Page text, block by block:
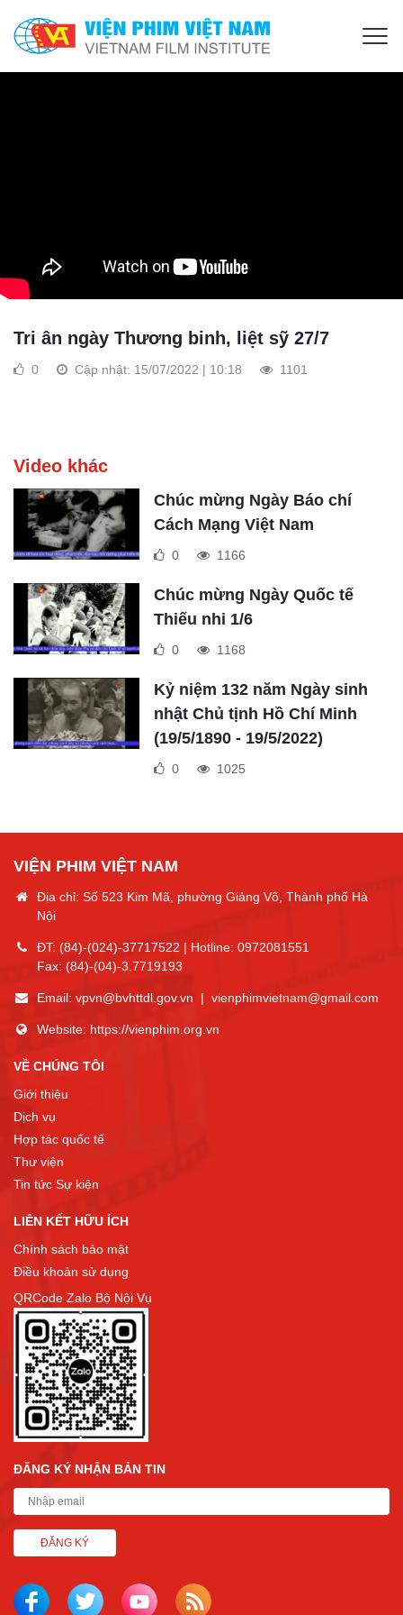
Tri ân ngày Thương binh, liệt sỹ 27/7
0 Cập nhật: 15/07/2022 | 10:18 1101
Video khác
Chúc mừng Ngày Báo chí
Cách Mạng Việt Nam
0 1166
Chúc mừng Ngày Quốc tế
Thiếu nhi 1/6
0 1168
Kỷ niệm 132 năm Ngày sinh
nhật Chủ tịnh Hồ Chí Minh
(19/5/1890 - 19/5/2022)
0 1025
VIỆN PHIM VIỆT NAM
Địa chỉ: Số 523 Kim Mã, phường Giảng Võ, Thành phố Hà
Nội
ĐT: (84)-(024)-37717522 | Hotline: 0972081551
Fax: (84)-(04)-3.7719193
Email: vpvn@bvhttdl.gov.vn | vienphimvietnam@gmail.com
Website: https://vienphim.org.vn
VỀ CHÚNG TÔI
Giới thiệu
Dịch vụ
Hợp tác quốc tế
Thư viện
Tin tức Sự kiện
LIÊN KẾT HỮU ÍCH
Chính sách bảo mật
Điều khoản sử dụng
QRCode Zalo Bộ Nội Vụ
ĐĂNG KÝ NHẬN BẢN TIN
ĐĂNG KÝ